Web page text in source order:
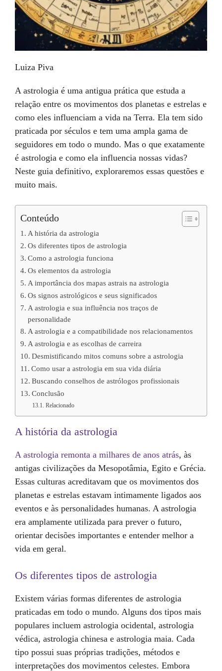
Luiza Piva
A astrologia é uma antigua prática que estuda a
relação entre os movimentos dos planetas e estrelas e
como eles influenciam a vida na Terra. Ela tem sido
praticada por séculos e tem uma ampla gama de
seguidores em todo o mundo. Mas o que exatamente
é astrologia e como ela influencia nossas vidas?
Neste guia definitivo, exploraremos essas questões e
muito mais.
Conteúdo
A história da astrologia
Os diferentes tipos de astrologia
Como a astrologia funciona
Os elementos da astrologia
A importância dos mapas astrais na astrologia
Os signos astrológicos e seus significados
A astrologia e sua influência nos traços de
personalidade
A astrologia e a compatibilidade nos relacionamentos
A astrologia e as escolhas de carreira
Desmistificando mitos comuns sobre a astrologia
Como usar a astrologia em sua vida diária
Buscando conselhos de astrólogos profissionais
Conclusão
Relacionado
A história da astrologia
A astrologia remonta a milhares de anos atrás, às
antigas civilizações da Mesopotâmia, Egito e Grécia.
Essas culturas acreditavam que os movimentos dos
planetas e estrelas estavam intimamente ligados aos
eventos e às personalidades humanas. A astrologia
era amplamente utilizada para prever o futuro,
orientar decisões importantes e entender melhor a
vida em geral.
Os diferentes tipos de astrologia
Existem várias formas diferentes de astrologia
praticadas em todo o mundo. Alguns dos tipos mais
populares incluem astrologia ocidental, astrologia
védica, astrologia chinesa e astrologia maia. Cada
tipo possui suas próprias tradições, métodos e
interpretações dos movimentos celestes. Embora